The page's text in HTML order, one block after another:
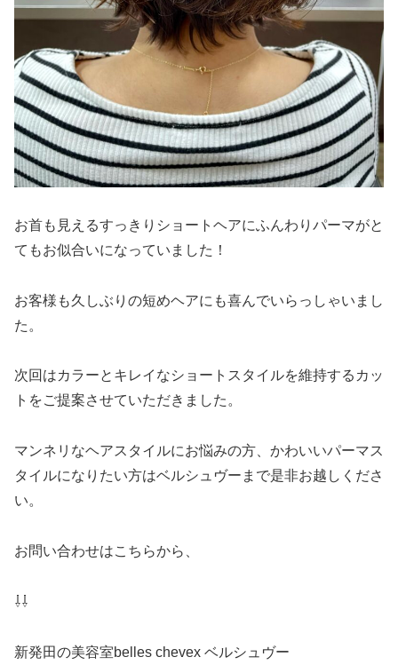
お首も見えるすっきりショートヘアにふんわりパーマがと
てもお似合いになっていました！
お客様も久しぶりの短めヘアにも喜んでいらっしゃいまし
た。
次回はカラーとキレイなショートスタイルを維持するカッ
トをご提案させていただきました。
マンネリなヘアスタイルにお悩みの方、かわいいパーマス
タイルになりたい方はベルシュヴーまで是非お越しくださ
い。
お問い合わせはこちらから、
⇩⇩
新発田の美容室belles chevex ベルシュヴー